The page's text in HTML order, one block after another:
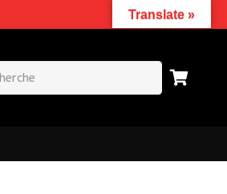
Translate »